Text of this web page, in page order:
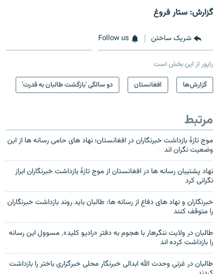
گزارش: ستار فروغ
شریک ساختن Follow us
راپور از این بخش است
گزارش‌ها
افغانستان دو سالگی 'بازگشت طالبان به قدرت'
مرتبط
موج تازهٔ بازداشت خبرنگاران در افغانستان؛ نهاد های حامی رسانه ها از این
وضعیت نگران اند
نهاد پشتیبان رسانه ها در افغانستان از موج تازهٔ بازداشت خبرنگاران ابراز
نگرانی کرد
خبرنگاران و نهاد های دفاع از رسانه ها: طالبان باید روند بازداشت خبرنگاران
را متوقف کنند
طالبان در ولایت ننگرهار با هجوم به دفتر «رادیو کلید»٬ مسوول این رسانه
را بازداشت کرده اند
طالبان در غزنی وحدت الله ابدالی خبرنگار محلی خبرگزاری باختر را بازداشت